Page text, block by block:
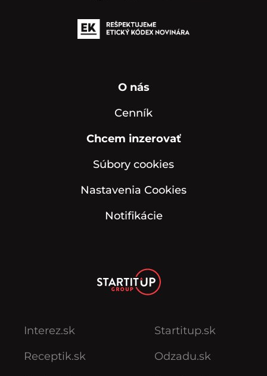
O nás
Cenník
Chcem inzerovať
Súbory cookies
Nastavenia Cookies
Notifikácie
Interez.sk
Receptik.sk
Startitup.sk
Odzadu.sk